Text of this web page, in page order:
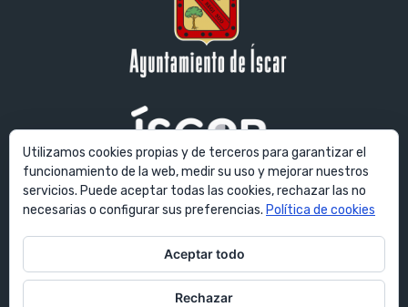
© Ayuntamiento de Íscar. Todos los derechos reservados. Plaza
ayuntamiento@villadeiscar.es
Utilizamos cookies propias y de terceros para garantizar el
funcionamiento de la web, medir su uso y mejorar nuestros
servicios. Puede aceptar todas las cookies, rechazar las no
necesarias o configurar sus preferencias. Política de cookies
Aceptar todo
Rechazar